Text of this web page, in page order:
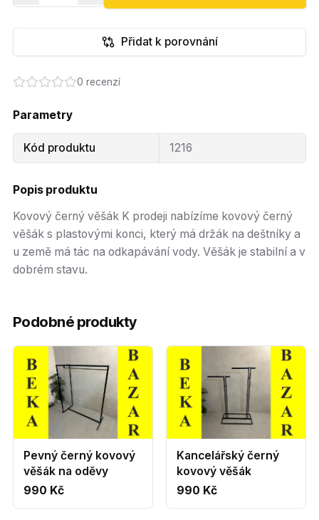
Přidat k porovnání
0 recenzí
Parametry
Kód produktu 1216
Popis produktu
Kovový černý věšák K prodeji nabízíme kovový černý
věšák s plastovými konci, který má držák na deštníky a
u země má tác na odkapávání vody. Věšák je stabilní a v
dobrém stavu.
Podobné produkty
Pevný černý kovový
věšák na oděvy
990 Kč
Kancelářský černý
kovový věšák
990 Kč